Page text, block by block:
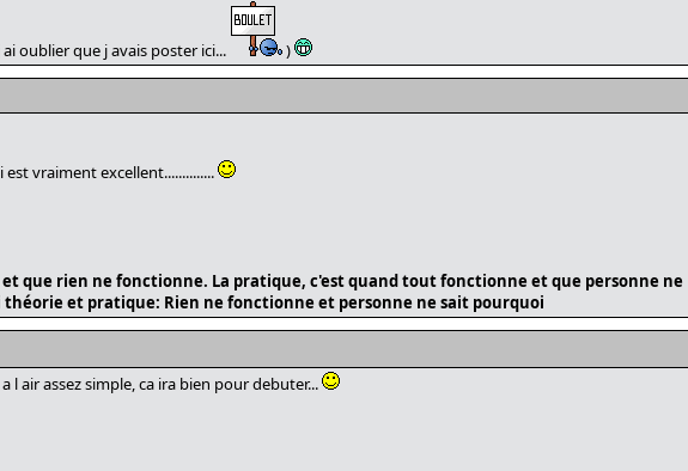
oublier que j avais poster ici...
)
est vraiment excellent..............
que rien ne fonctionne. La pratique, c'est quand tout fonctionne et que personne ne
et pratique: Rien ne fonctionne et personne ne sait pourquoi
l air assez simple, ca ira bien pour debuter...